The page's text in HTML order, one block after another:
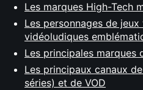
Les marques High-Tech
Les personnages de
vidéoludiques
Les principales marques
Les principaux canaux
séries) et de VOD